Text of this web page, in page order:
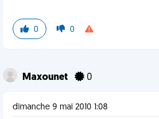
0 0
Maxounet 0
dimanche 9 mai 2010 1:08